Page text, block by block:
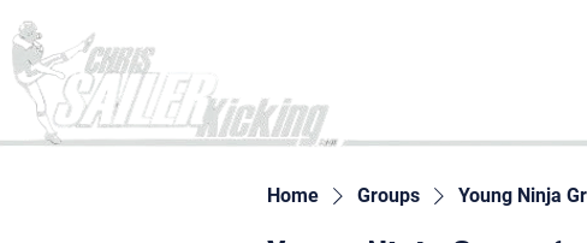
Home Groups Young Ninja